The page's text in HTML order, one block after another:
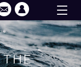
THE